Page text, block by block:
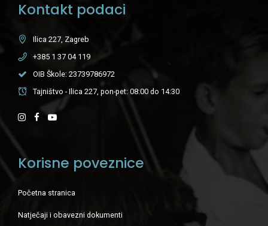
Kontakt podaci
Ilica 227, Zagreb
+385 1 37 04 119
OIB Škole: 23739786972
Tajništvo - Ilica 227, pon-pet: 08:00 do 14:30
Korisne poveznice
Početna stranica
Natječaji i obavezni dokumenti